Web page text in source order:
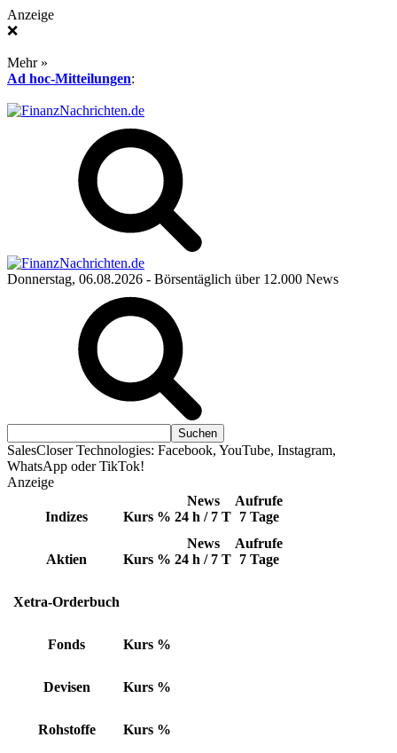
Anzeige
❌
Mehr »
Ad hoc-Mitteilungen:
Donnerstag, 06.08.2026 - Börsentäglich über 12.000 News
SalesCloser Technologies: Facebook, YouTube, Instagram,
WhatsApp oder TikTok!
Anzeige
Indizes Kurs %
News
24 h / 7 T
Aufrufe
7 Tage
Aktien Kurs %
News
24 h / 7 T
Aufrufe
7 Tage
Xetra-Orderbuch
Fonds Kurs %
Devisen Kurs %
Rohstoffe Kurs %